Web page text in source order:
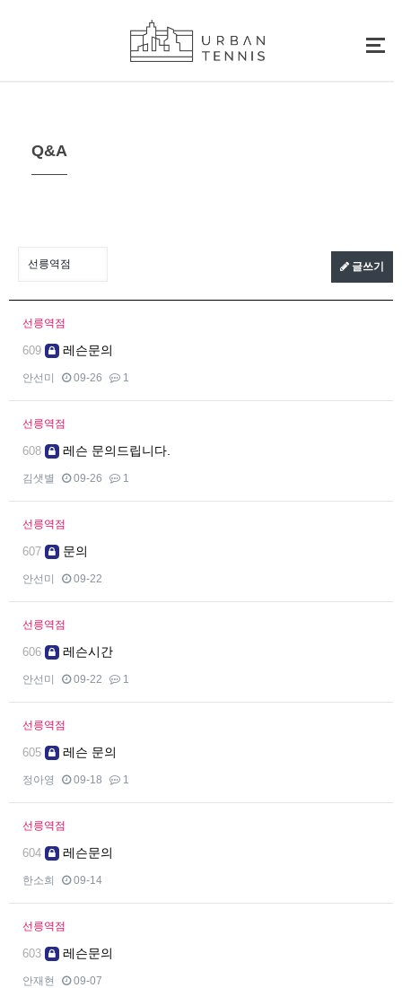
Q&A
글쓰기
선릉역점
609 레슨문의
안선미 09-26 1
선릉역점
608 레슨 문의드립니다.
김샛별 09-26 1
선릉역점
607 문의
안선미 09-22
선릉역점
606 레슨시간
안선미 09-22 1
선릉역점
605 레슨 문의
정아영 09-18 1
선릉역점
604 레슨문의
한소희 09-14
선릉역점
603 레슨문의
안재현 09-07